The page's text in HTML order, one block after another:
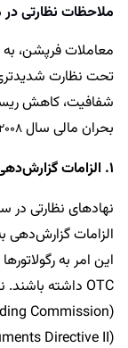
ملاحظات نظارتی
تحت نظارت شدیدتری
شفافیت، کاهش
بحران مالی سال2008
نهادهای نظارتی در
این امر به